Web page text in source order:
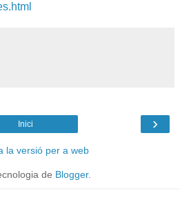
›
Inici
la versió per a web
de Blogger.